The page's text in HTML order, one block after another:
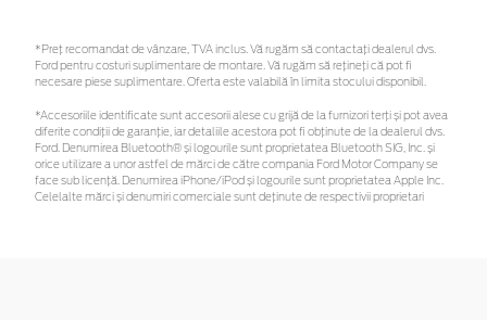
*Preţ recomandat de vânzare, TVA inclus. Vă rugăm să contactaţi dealerul dvs.
Ford pentru costuri suplimentare de montare. Vă rugăm să rețineți că pot fi
necesare piese suplimentare. Oferta este valabilă în limita stocului disponibil.
*Accesoriile identificate sunt accesorii alese cu grijă de la furnizori terți și pot avea
diferite condiții de garanție, iar detaliile acestora pot fi obținute de la dealerul dvs.
Ford. Denumirea Bluetooth® și logourile sunt proprietatea Bluetooth SIG, Inc. și
orice utilizare a unor astfel de mărci de către compania Ford Motor Company se
face sub licență. Denumirea iPhone/iPod și logourile sunt proprietatea Apple Inc.
Celelalte mărci și denumiri comerciale sunt deținute de respectivii proprietari